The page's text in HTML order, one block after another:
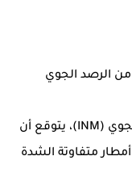
من الرصد الجوي
وفق آخر نشرات المعهد الوطني للرصد الجوي (INM)، يتوقع أن
متفاوتة الشدة